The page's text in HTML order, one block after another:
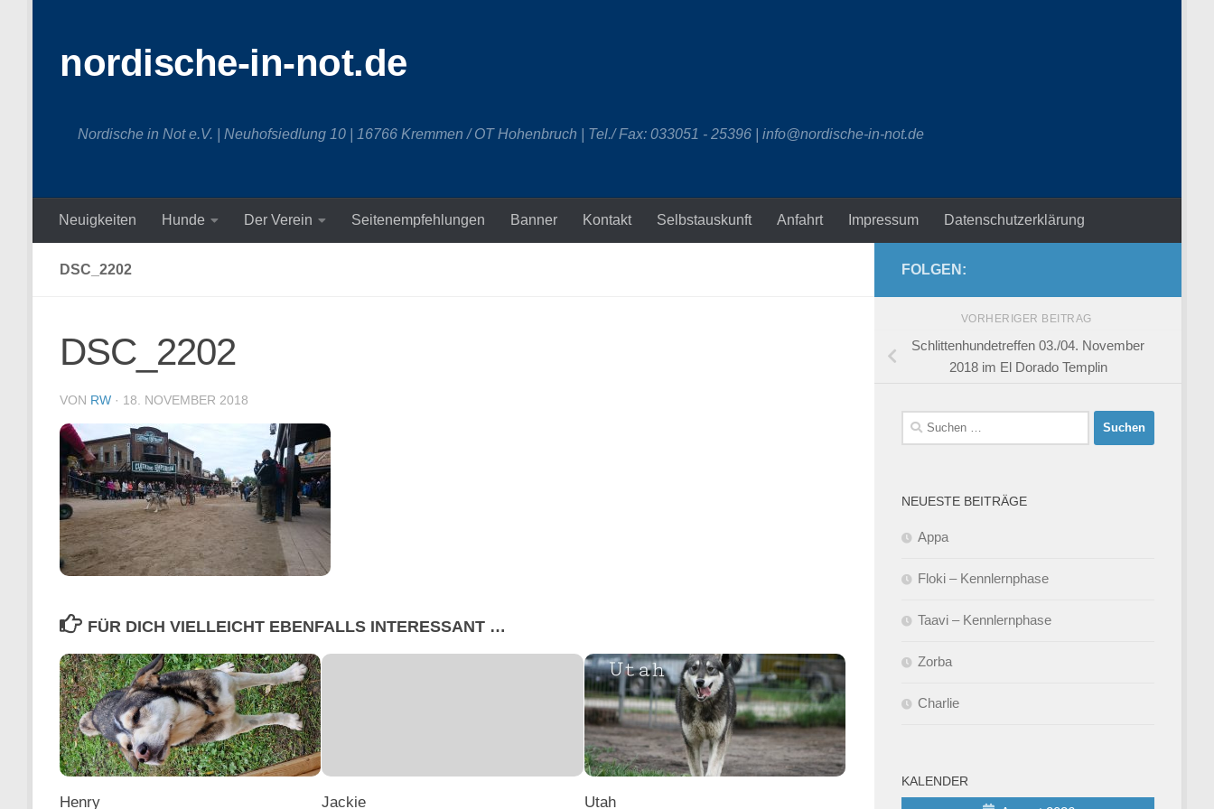
nordische-in-not.de
Nordische in Not e.V. | Neuhofsiedlung 10 | 16766 Kremmen / OT Hohenbruch | Tel./ Fax: 033051 - 25396 | info@nordische-in-not.de
Neuigkeiten Hunde Der Verein Seitenempfehlungen Banner Kontakt Selbstauskunft Anfahrt Impressum Datenschutzerklärung
DSC_2202
DSC_2202
VON RW · 18. NOVEMBER 2018
FÜR DICH VIELLEICHT EBENFALLS INTERESSANT …
Henry Jackie Utah
FOLGEN:
VORHERIGER BEITRAG
Schlittenhundetreffen 03./04. November
2018 im El Dorado Templin
Suchen
nach:
NEUESTE BEITRÄGE
Appa
Floki – Kennlernphase
Taavi – Kennlernphase
Zorba
Charlie
KALENDER